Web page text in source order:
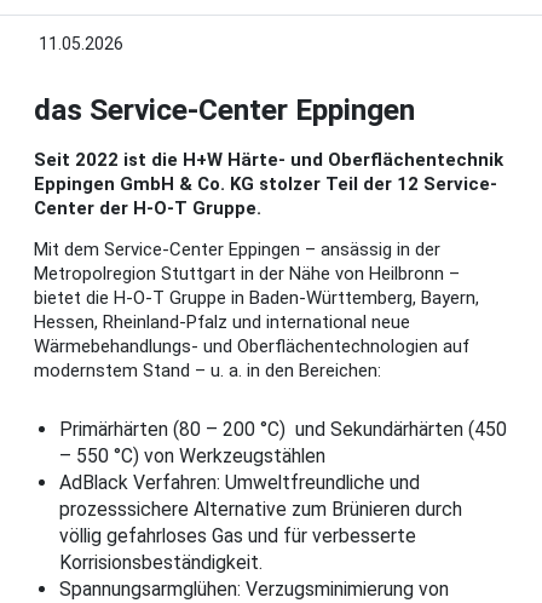
11.05.2026
das Service-Center Eppingen
Seit 2022 ist die H+W Härte- und Oberflächentechnik
Eppingen GmbH & Co. KG stolzer Teil der 12 Service-
Center der H-O-T Gruppe.
Mit dem Service-Center Eppingen – ansässig in der
Metropolregion Stuttgart in der Nähe von Heilbronn –
bietet die H-O-T Gruppe in Baden-Württemberg, Bayern,
Hessen, Rheinland-Pfalz und international neue
Wärmebehandlungs- und Oberflächentechnologien auf
modernstem Stand – u. a. in den Bereichen:
Primärhärten (80 – 200 °C) und Sekundärhärten (450
– 550 °C) von Werkzeugstählen
AdBlack Verfahren: Umweltfreundliche und
prozesssichere Alternative zum Brünieren durch
völlig gefahrloses Gas und für verbesserte
Korrisionsbeständigkeit.
Spannungsarmglühen: Verzugsminimierung von